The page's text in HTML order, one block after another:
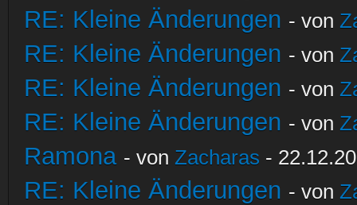
RE: Kleine Änderungen - von
RE: Kleine Änderungen - von
RE: Kleine Änderungen - von
RE: Kleine Änderungen - von
Ramona - von Zacharas -
RE: Kleine Änderungen - von